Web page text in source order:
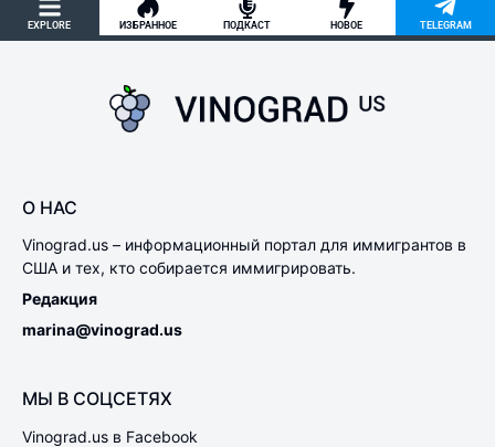
EXPLORE ИЗБРАННОЕ ПОДКАСТ НОВОЕ TELEGRAM
О НАС
Vinograd.us – информационный портал для иммигрантов в
США и тех, кто собирается иммигрировать.
Редакция
marina@vinograd.us
МЫ В СОЦСЕТЯХ
Vinograd.us в Facebook